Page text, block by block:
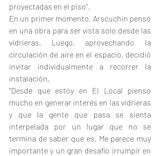
proyectadas en el piso”.
En un primer momento, Arscuchin pensó
en una obra para ser vista solo desde las
vidrieras. Luego, aprovechando la
circulación de aire en el espacio, decidió
invitar individualmente a recorrer la
instalación.
“Desde que estoy en El Local pienso
mucho en generar interés en las vidrieras
y que la gente que pasa se sienta
interpelada por un lugar que no se
termina de saber que es. Me parece muy
importante y un gran desafío irrumpir en